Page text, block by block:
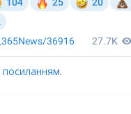
посиланням.